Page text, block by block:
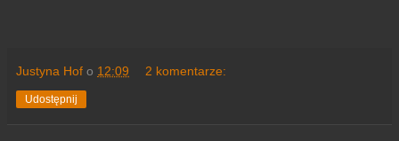
Justyna Hof o 12:09 2 komentarze:
Udostępnij